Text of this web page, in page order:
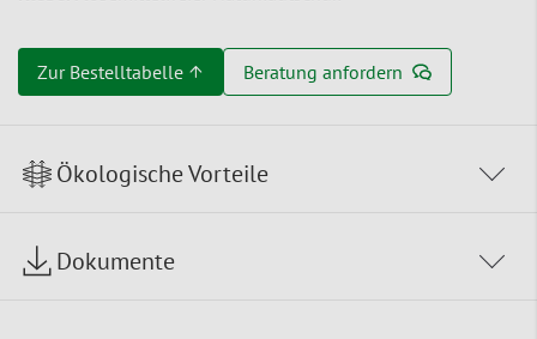
Zur Bestelltabelle ↑ Beratung anfordern
Ökologische Vorteile
Dokumente